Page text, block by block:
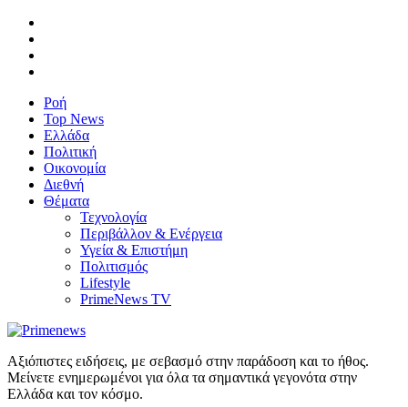
Ροή
Top News
Ελλάδα
Πολιτική
Οικονομία
Διεθνή
Θέματα
Τεχνολογία
Περιβάλλον & Ενέργεια
Υγεία & Επιστήμη
Πολιτισμός
Lifestyle
PrimeNews TV
Αξιόπιστες ειδήσεις, με σεβασμό στην παράδοση και το ήθος.
Μείνετε ενημερωμένοι για όλα τα σημαντικά γεγονότα στην
Ελλάδα και τον κόσμο.